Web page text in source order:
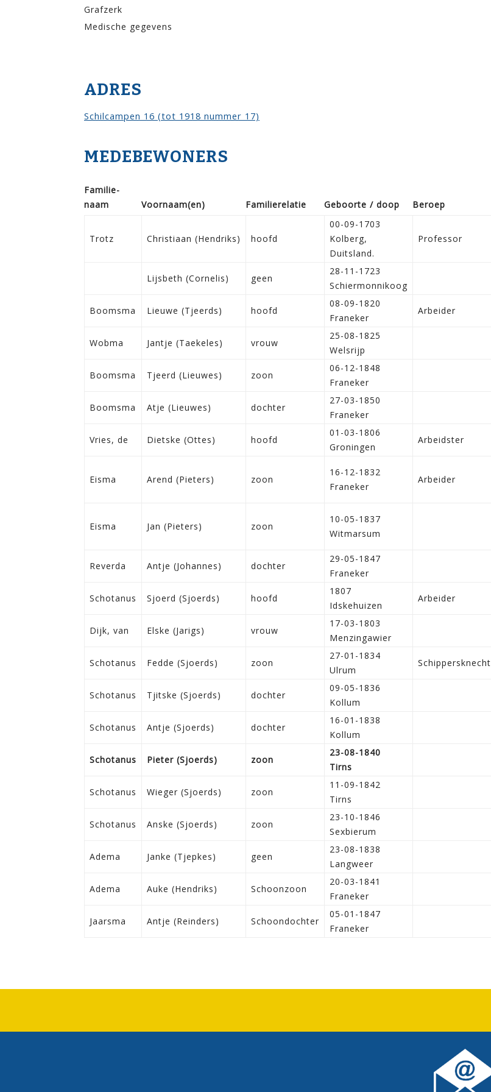
Grafzerk
Medische gegevens
ADRES
Schilcampen 16 (tot 1918 nummer 17)
MEDEBEWONERS
Familie­
naam
Voor­naam(en) Familie­relatie Geboorte / doop Beroep
Trotz Christiaan (Hendriks) hoofd
00-09-1703
Kolberg,
Duitsland.
Professor
Lijsbeth (Cornelis) geen
28-11-1723
Schiermonnikoog
Boomsma Lieuwe (Tjeerds) hoofd
08-09-1820
Franeker
Arbeider
Wobma Jantje (Taekeles) vrouw
25-08-1825
Welsrijp
Boomsma Tjeerd (Lieuwes) zoon
06-12-1848
Franeker
Boomsma Atje (Lieuwes) dochter
27-03-1850
Franeker
Vries, de Dietske (Ottes) hoofd
01-03-1806
Groningen
Arbeidster
Eisma Arend (Pieters) zoon
16-12-1832
Franeker
Arbeider
Eisma Jan (Pieters) zoon
10-05-1837
Witmarsum
Reverda Antje (Johannes) dochter
29-05-1847
Franeker
Schotanus Sjoerd (Sjoerds) hoofd
1807
Idskehuizen
Arbeider
Dijk, van Elske (Jarigs) vrouw
17-03-1803
Menzingawier
Schotanus Fedde (Sjoerds) zoon
27-01-1834
Ulrum
Schippersknecht
Schotanus Tjitske (Sjoerds) dochter
09-05-1836
Kollum
Schotanus Antje (Sjoerds) dochter
16-01-1838
Kollum
Schotanus Pieter (Sjoerds) zoon
23-08-1840
Tirns
Schotanus Wieger (Sjoerds) zoon
11-09-1842
Tirns
Schotanus Anske (Sjoerds) zoon
23-10-1846
Sexbierum
Adema Janke (Tjepkes) geen
23-08-1838
Langweer
Adema Auke (Hendriks) Schoonzoon
20-03-1841
Franeker
Jaarsma Antje (Reinders) Schoondochter
05-01-1847
Franeker